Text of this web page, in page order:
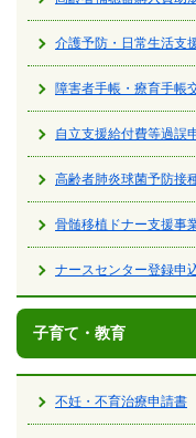
介護予防・日常生活支
障害者手帳・療育手帳
自立支援給付費等過誤
高齢者肺炎球菌予防接
骨髄移植ドナー支援事
ナースセンター登録申
子育て・教育
不妊・不育治療申請書